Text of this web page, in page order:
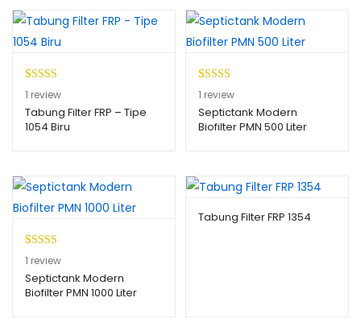
penilaian
pelanggan
Peringkat
4.00dari
5
1
penilaian
pelanggan
1 review
Tabung Filter FRP – Tipe
1054 Biru
Peringkat
4.00dari
5
1
penilaian
pelanggan
1 review
Septictank Modern
Biofilter PMN 500 Liter
Peringk
at3.00
dari 5
11 review
Septictank Modern
Biofilter PMN 1000 Liter
Tabung Filter FRP 1354